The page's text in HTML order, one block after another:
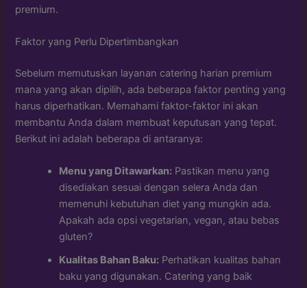
premium.
Faktor yang Perlu Dipertimbangkan
Sebelum memutuskan layanan catering harian premium
mana yang akan dipilih, ada beberapa faktor penting yang
harus diperhatikan. Memahami faktor-faktor ini akan
membantu Anda dalam membuat keputusan yang tepat.
Berikut ini adalah beberapa di antaranya:
Menu yang Ditawarkan: Pastikan menu yang
disediakan sesuai dengan selera Anda dan
memenuhi kebutuhan diet yang mungkin ada.
Apakah ada opsi vegetarian, vegan, atau bebas
gluten?
Kualitas Bahan Baku: Perhatikan kualitas bahan
baku yang digunakan. Catering yang baik